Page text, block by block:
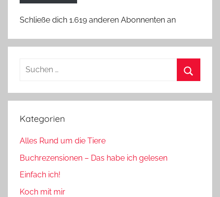
Schließe dich 1.619 anderen Abonnenten an
Suchen
Kategorien
Alles Rund um die Tiere
Buchrezensionen – Das habe ich gelesen
Einfach ich!
Koch mit mir